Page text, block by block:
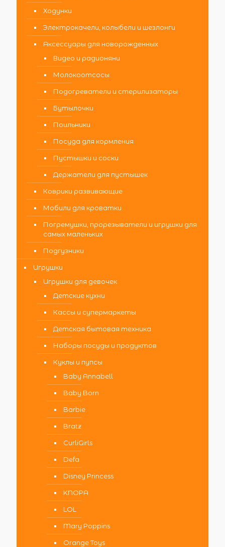
Ходунки
Электрокачели, колыбели и шезлонги
Аксессуары для новорожденных
Видео и радионяни
Молокоотсосы
Подогреватели и стерилизаторы
Бутылочки
Поильники
Посуда для кормления
Пустышки и соски
Держатели для пустышек
Коврики развивающие
Мобили для кроватки
Погремушки, прорезыватели и игрушки для
самых маленьких
Подгузники
Игрушки
Игрушки для девочек
Детские кухни
Кассы и супермаркеты
Детская бытовая техника
Наборы посуды и продуктов
Куклы и пупсы
Baby Annabell
Baby Born
Barbie
Bratz
CurliGirls
Defa
Disney Princess
KNOPA
LOL
Mary Poppins
Orange Toys